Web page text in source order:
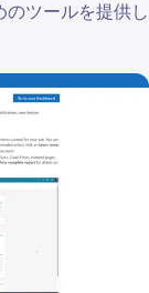
ツールを提供し